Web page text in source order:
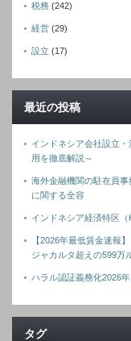
税務 (242)
経営 (29)
設立 (17)
最近の投稿
インドネシア会社設立
用を徹底解説～
海外金融機関の駐在員
に関する全容
インドネシア経済特区
【2026年最低賃金速報
ジャカルタ超えの599万
ハラル認証義務化2026
タグ